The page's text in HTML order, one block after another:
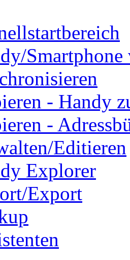
Smartphone
- Handy
-
Editieren
Explorer
Export